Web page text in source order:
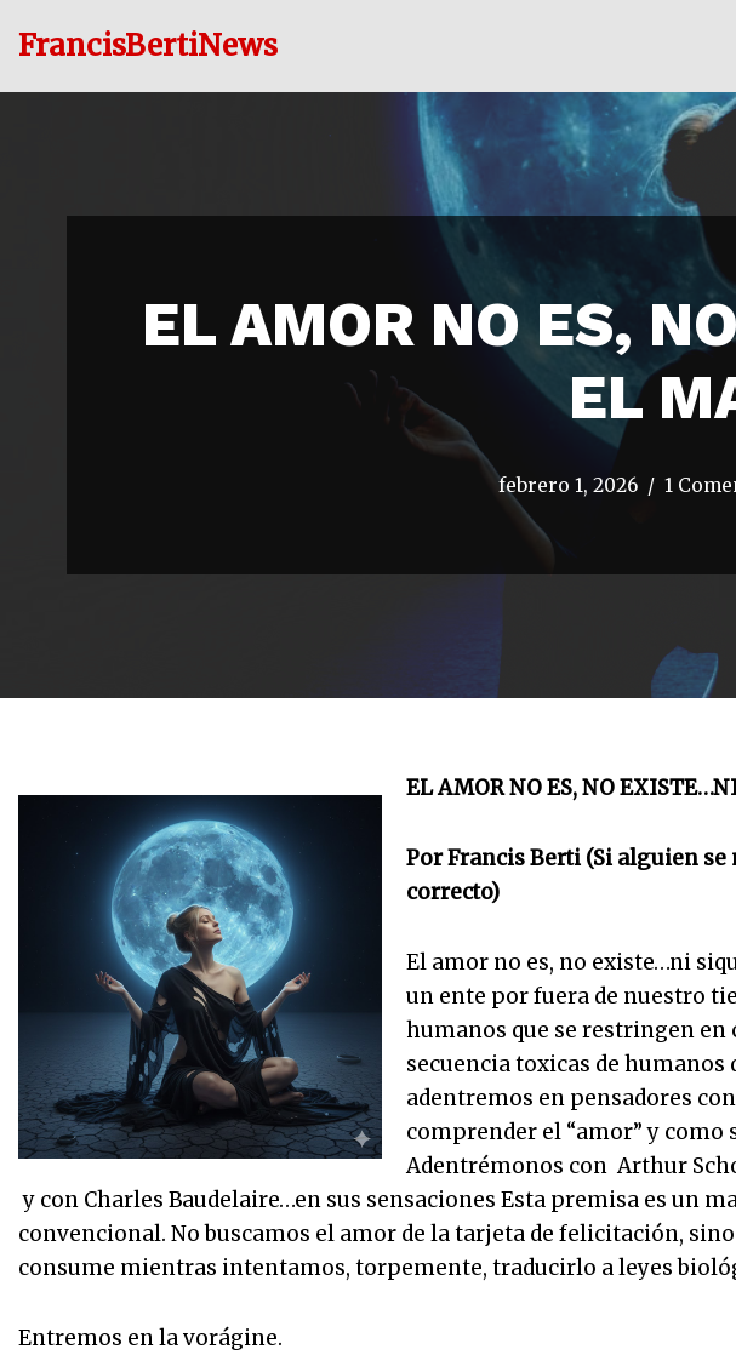
FrancisBertiNews
EL AMOR NO ES,
EL
febrero 1, 2026 1
EL AMOR NO ES, NO
Por Francis Berti (Si alguien
correcto)
El amor no es, no existe…ni
un ente por fuera de nuestro
humanos que se restringen
secuencia toxicas de humanos
adentremos en pensadores
comprender el “amor” y
Adentrémonos con Arthur
y con Charles Baudelaire…en sus sensaciones Esta premisa es un
convencional. No buscamos el amor de la tarjeta de felicitación, sino
consume mientras intentamos, torpemente, traducirlo a leyes
Entremos en la vorágine.